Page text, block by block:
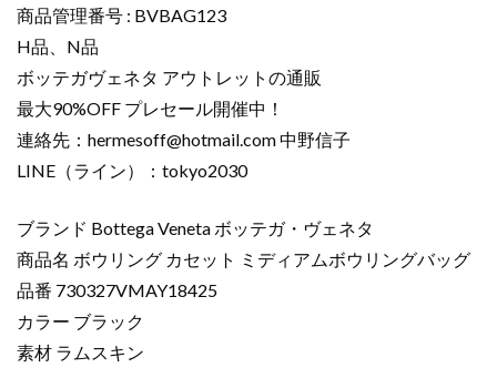
商品管理番号 : BVBAG123
H品、N品
ボッテガヴェネタ アウトレットの通販
最大90%OFF プレセール開催中！
連絡先： hermesoff@hotmail.com中野信子
LINE（ライン）：tokyo2030
ブランド Bottega Veneta ボッテガ・ヴェネタ
商品名 ボウリング カセット ミディアムボウリングバッグ
品番 730327VMAY18425
カラー ブラック
素材 ラムスキン